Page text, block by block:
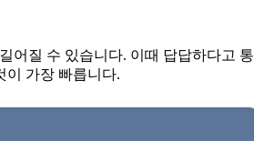
어질 수 있습니다. 이때 답답하다고 통
이 가장 빠릅니다.